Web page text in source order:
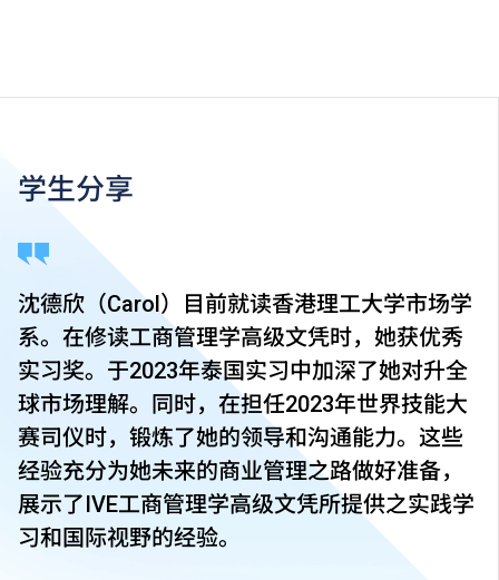
学生分享
沈德欣（Carol）目前就读香港理工大学市场学
系。在修读工商管理学高级文凭时，她获优秀
实习奖。于2023年泰国实习中加深了她对升全
球市场理解。同时，在担任2023年世界技能大
赛司仪时，锻炼了她的领导和沟通能力。这些
经验充分为她未来的商业管理之路做好准备，
展示了IVE工商管理学高级文凭所提供之实践学
习和国际视野的经验。